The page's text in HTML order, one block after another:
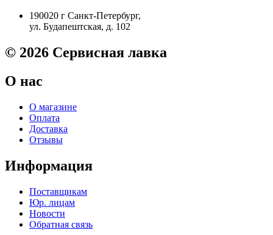
T120/T125/T130/T520/T525
Original
190020 г Санкт-Петербург,
ул. Будапештская, д. 102
© 2026 Сервисная лавка
О нас
О магазине
Оплата
Доставка
Отзывы
Информация
Поставщикам
Юр. лицам
Новости
Обратная связь